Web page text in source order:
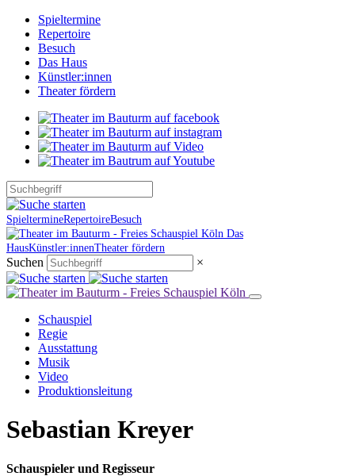
Spieltermine
Repertoire
Besuch
Das Haus
Künstler:innen
Theater fördern
SpieltermineRepertoireBesuch
Das
HausKünstler:innenTheater fördern
Suchen ×
Schauspiel
Regie
Ausstattung
Musik
Video
Produktionsleitung
Sebastian Kreyer
Schauspieler und Regisseur